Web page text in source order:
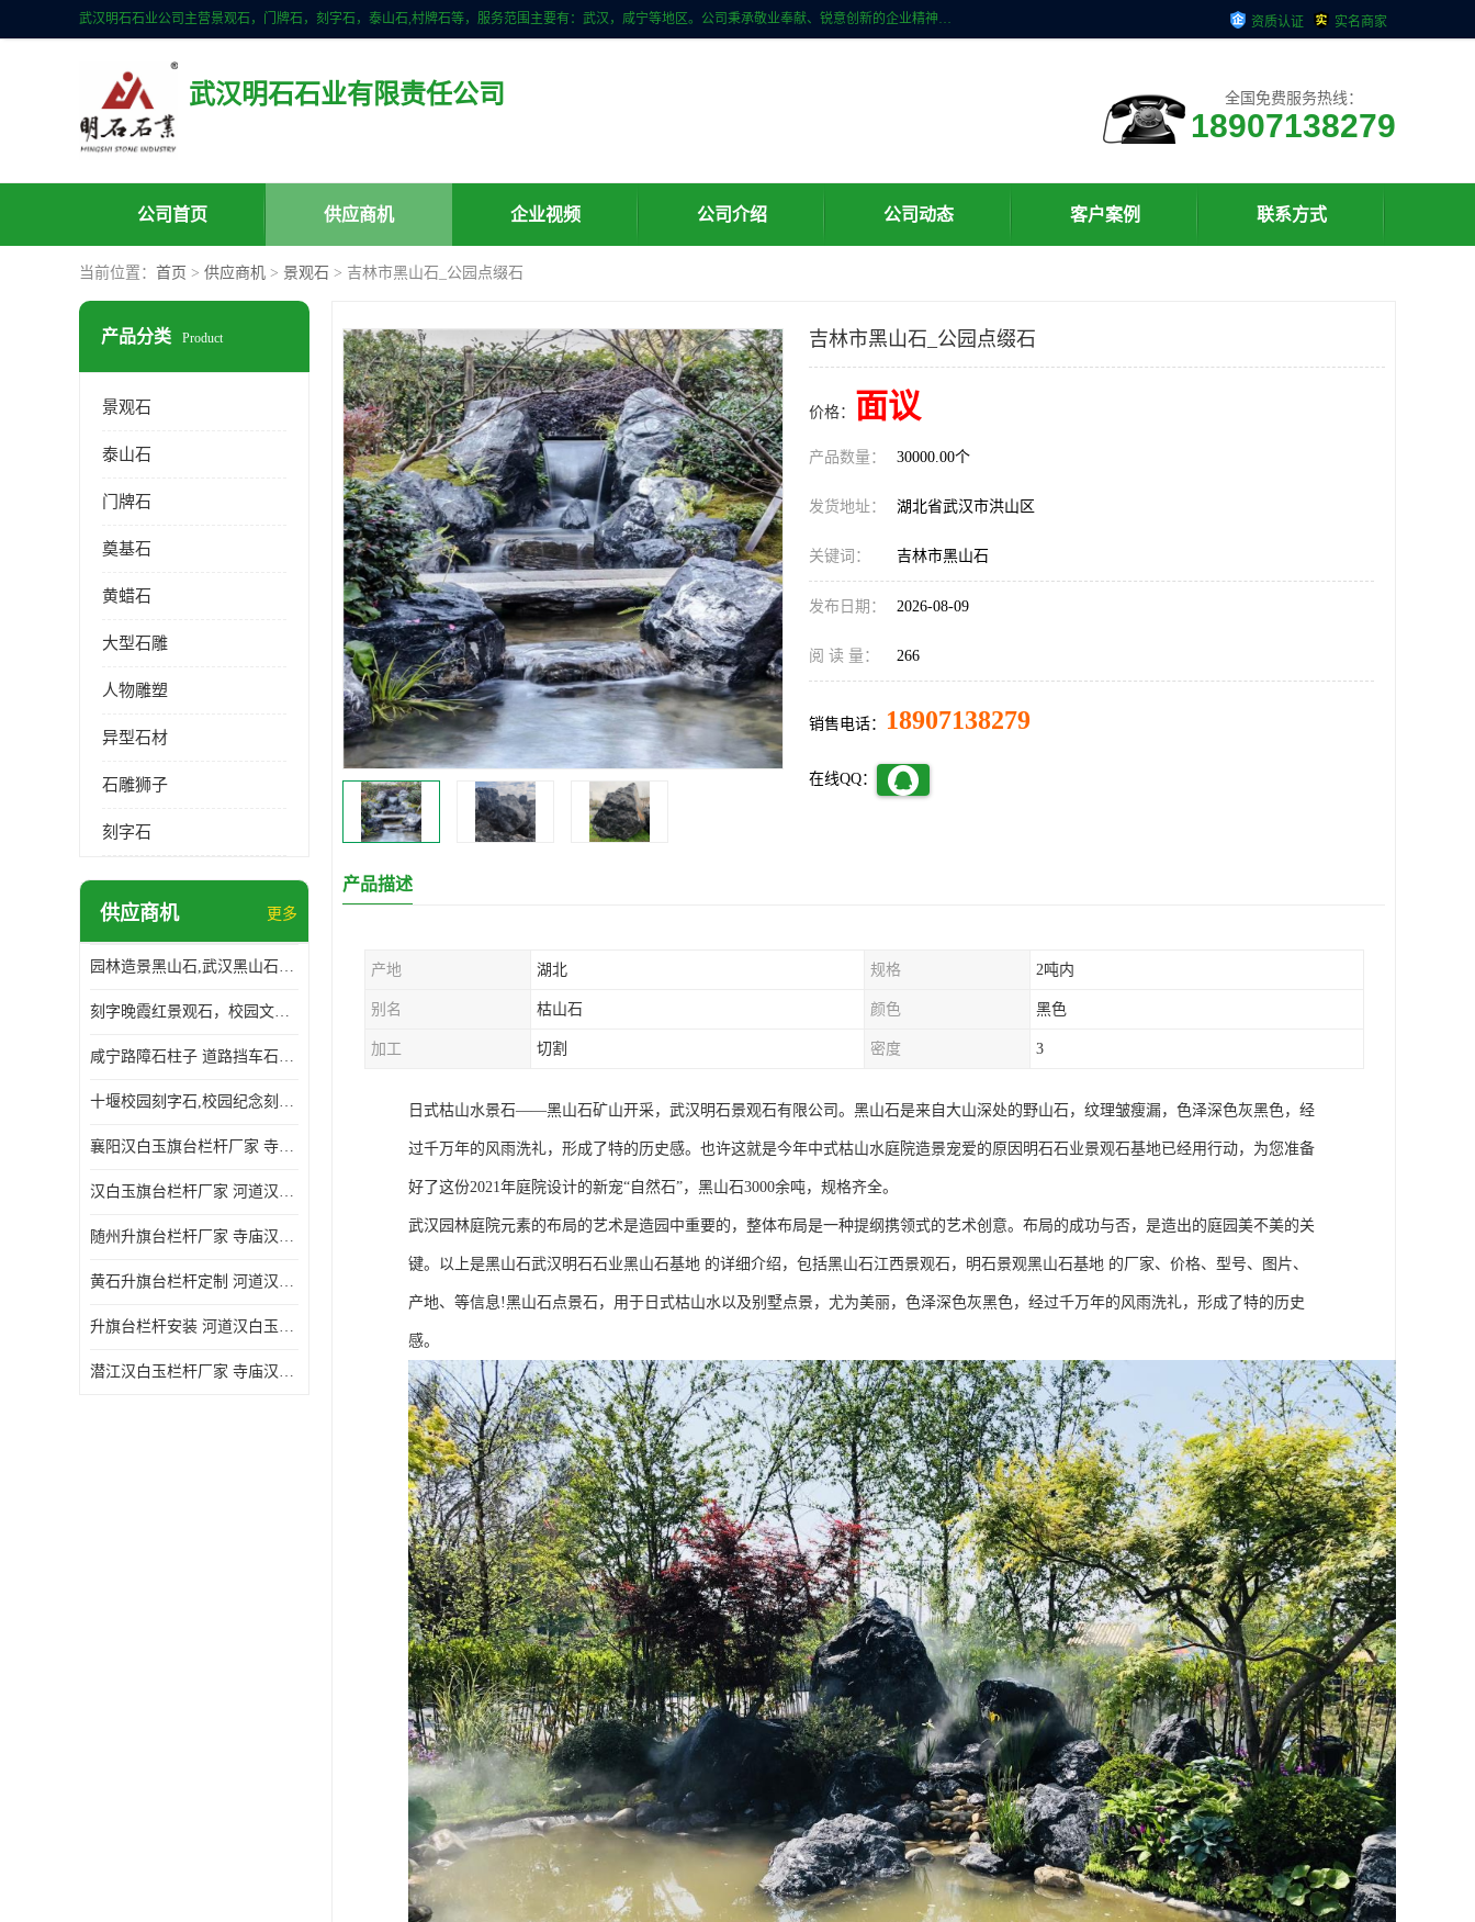
武汉明石石业公司主营景观石，门牌石，刻字石，泰山石,村牌石等，服务范围主要有：武汉，咸宁等地区。公司秉承敬业奉献、锐意创新的企业精神，从无到有，从小到大，以一种产业报国的创业精神，竭诚为客户提供服务，为社会设计财富。 资质认证 实名商家
武汉明石石业有限责任公司 全国免费服务热线：
18907138279
公司首页 供应商机 企业视频 公司介绍 公司动态 客户案例 联系方式
当前位置： 首页 > 供应商机 > 景观石 > 吉林市黑山石_公园点缀石
产品分类 Product
景观石
泰山石
门牌石
奠基石
黄蜡石
大型石雕
人物雕塑
异型石材
石雕狮子
刻字石
供应商机 更多
园林造景黑山石,武汉黑山石造景,日式园林黑山石加工
刻字晚霞红景观石，校园文化石头刻字涂油漆，大学刻字石
咸宁路障石柱子 道路挡车石柱子 芝麻白路障石柱子 防撞石柱子
十堰校园刻字石,校园纪念刻字石,捐赠石刻字
襄阳汉白玉旗台栏杆厂家 寺庙汉白玉栏杆
汉白玉旗台栏杆厂家 河道汉白玉栏杆经久耐用
随州升旗台栏杆厂家 寺庙汉白玉栏杆
黄石升旗台栏杆定制 河道汉白玉栏杆经久耐用
升旗台栏杆安装 河道汉白玉栏杆经久耐用
潜江汉白玉栏杆厂家 寺庙汉白玉栏杆
吉林市黑山石_公园点缀石
价格： 面议
产品数量： 30000.00个
发货地址： 湖北省武汉市洪山区
关键词： 吉林市黑山石
发布日期： 2026-08-09
阅 读 量： 266
销售电话： 18907138279
在线QQ：
产品描述
产地 湖北 规格 2吨内
别名 枯山石 颜色 黑色
加工 切割 密度 3
日式枯山水景石——黑山石矿山开采，武汉明石景观石有限公司。黑山石是来自大山深处的野山石，纹理皱瘦漏，色泽深色灰黑色，经
过千万年的风雨洗礼，形成了特的历史感。也许这就是今年中式枯山水庭院造景宠爱的原因明石石业景观石基地已经用行动，为您准备
好了这份2021年庭院设计的新宠“自然石”，黑山石3000余吨，规格齐全。
武汉园林庭院元素的布局的艺术是造园中重要的，整体布局是一种提纲携领式的艺术创意。布局的成功与否，是造出的庭园美不美的关
键。以上是黑山石武汉明石石业黑山石基地 的详细介绍，包括黑山石江西景观石，明石景观黑山石基地 的厂家、价格、型号、图片、
产地、等信息!黑山石点景石，用于日式枯山水以及别墅点景，尤为美丽，色泽深色灰黑色，经过千万年的风雨洗礼，形成了特的历史
感。